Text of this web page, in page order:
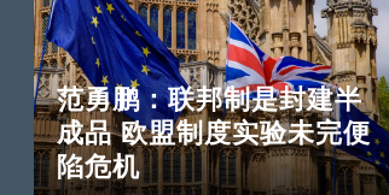
范勇鹏：联邦制是封建半
成品 欧盟制度实验未完便
陷危机